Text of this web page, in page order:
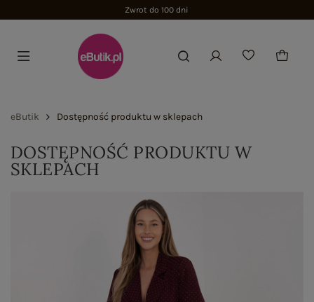
Zwrot do 100 dni
eButik Dostępność produktu w sklepach
DOSTĘPNOŚĆ PRODUKTU W
SKLEPACH